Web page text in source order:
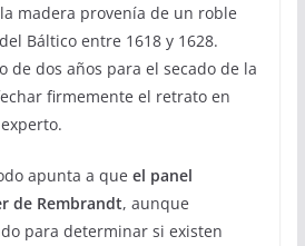
madera provenía de un roble
Báltico entre 1618 y 1628.
de dos años para el secado de la
firmemente el retrato en
apunta a que el panel
de Rembrandt, aunque
para determinar si existen